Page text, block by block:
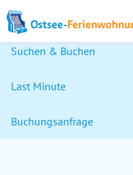
Suchen & Buchen
Last Minute
Buchungsanfrage